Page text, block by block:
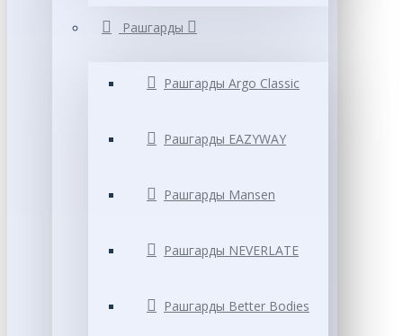
Рашгарды
Рашгарды Argo Classic
Рашгарды EAZYWAY
Рашгарды Mansen
Рашгарды NEVERLATE
Рашгарды Better Bodies